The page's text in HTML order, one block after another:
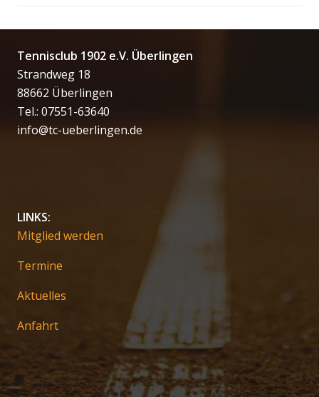
Tennisclub 1902 e.V. Überlingen
Strandweg 18
88662 Überlingen
Tel.: 07551-63640
info@tc-ueberlingen.de
LINKS:
Mitglied werden
Termine
Aktuelles
Anfahrt